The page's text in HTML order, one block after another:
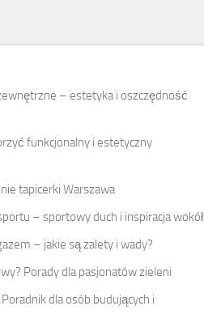
– estetyka i oszczędność
funkcjonalny i estetyczny
tapicerki Warszawa
– sportowy duch i inspiracja wokół
– jakie są zalety i wady?
Porady dla pasjonatów zieleni
dla osób budujących i